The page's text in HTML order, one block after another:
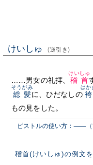
けいしゅ (逆引き)
……男女の礼拝、 稽首
けいしゅ
総髪
そうがみ
に、ひだなしの 袴
はか
もの見をした。
ピストルの使い方：――
稽首(けいしゅ)の例文